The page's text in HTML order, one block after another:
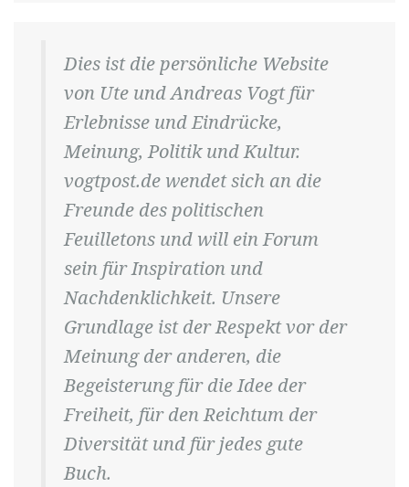
Dies ist die persönliche Website
von Ute und Andreas Vogt für
Erlebnisse und Eindrücke,
Meinung, Politik und Kultur.
vogtpost.de wendet sich an die
Freunde des politischen
Feuilletons und will ein Forum
sein für Inspiration und
Nachdenklichkeit. Unsere
Grundlage ist der Respekt vor der
Meinung der anderen, die
Begeisterung für die Idee der
Freiheit, für den Reichtum der
Diversität und für jedes gute
Buch.